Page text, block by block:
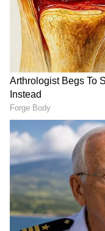
Gold Rate
రాకెట్ లా
Asianet News
తెలుగు రాష్ట్రాల్లో
వర్షాలు | AP &
Today